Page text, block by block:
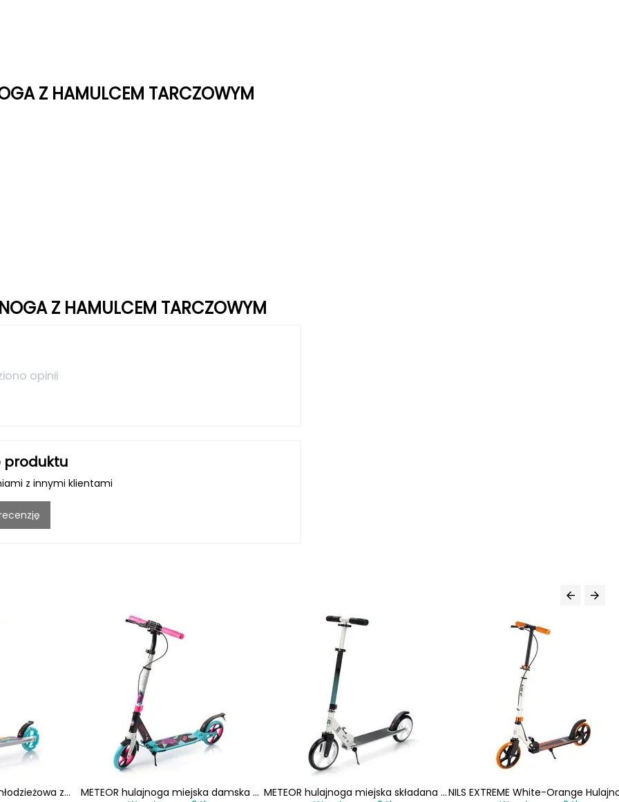
Z HAMULCEM TARCZOWYM
Z HAMULCEM TARCZOWYM
opinii
produktu
z innymi klientami
z
METEOR hulajnoga miejska damska z METEOR hulajnoga miejska składana z NILS EXTREME White-Orange